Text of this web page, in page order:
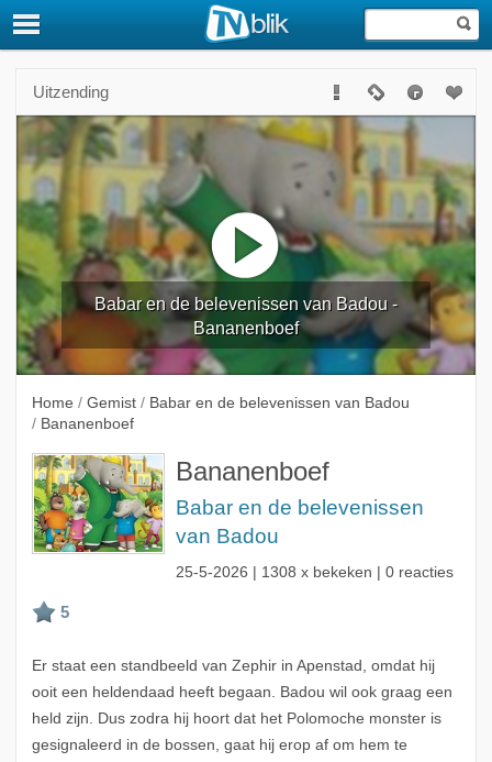
Uitzending
Babar en de belevenissen van Badou -
Bananenboef
Home / Gemist / Babar en de belevenissen van Badou
/ Bananenboef
Bananenboef
Babar en de belevenissen
van Badou
25-5-2026 | 1308 x bekeken | 0 reacties
Er staat een standbeeld van Zephir in Apenstad, omdat hij
ooit een heldendaad heeft begaan. Badou wil ook graag een
held zijn. Dus zodra hij hoort dat het Polomoche monster is
gesignaleerd in de bossen, gaat hij erop af om hem te